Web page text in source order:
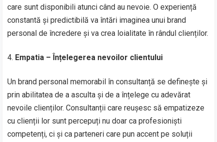
care sunt disponibili atunci când au nevoie. O experiență
constantă și predictibilă va întări imaginea unui brand
personal de încredere și va crea loialitate în rândul clienților.
Empatia – Înțelegerea nevoilor clientului
Un brand personal memorabil în consultanță se definește și
prin abilitatea de a asculta și de a înțelege cu adevărat
nevoile clienților. Consultanții care reușesc să empatizeze
cu clienții lor sunt percepuți nu doar ca profesioniști
competenți, ci și ca parteneri care pun accent pe soluții